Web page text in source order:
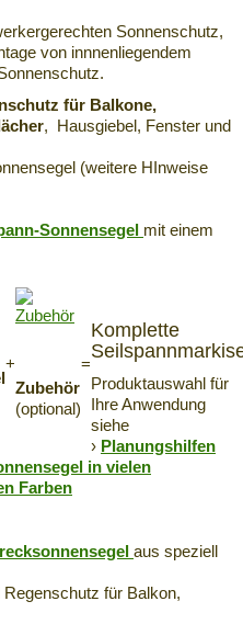
Sonnenschutz,
von innnenliegendem
für Balkone,
, Hausgiebel, Fenster und
(weitere HInweise
Sonnensegel mit einem
+ =
Komplette
Produktauswahl für
Ihre Anwendung
siehe
› Planungshilfen
Zubehör
(optional)
in vielen
Farben
aus speziell
für Balkon,